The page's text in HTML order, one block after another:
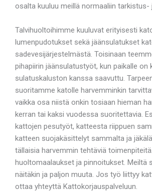
osalta kuuluu meillä normaaliin tarkistus-
Talvihuoltoihimme kuuluvat erityisesti
lumenpudotukset sekä jäänsulatukset
sadevesijärjestelmästä. Toisinaan
pihapiirin jäänsulatustyöt, kun paikalle on
sulatuskaluston kanssa saavuttu.
suoritamme katolle harvemminkin
vaikka osa niistä onkin tosiaan hieman
kerran tai kaksi vuodessa suoritettavia.
kattojen pesutyöt, katteesta riippuen
katteen suojakäsittelyt sammalta ja
tällaisia harvemmin tehtäviä
huoltomaalaukset ja pinnoitukset. Meiltä
näitäkin ja paljon muuta. Jos työ liittyy
ottaa yhteyttä Kattokorjauspalveluun.